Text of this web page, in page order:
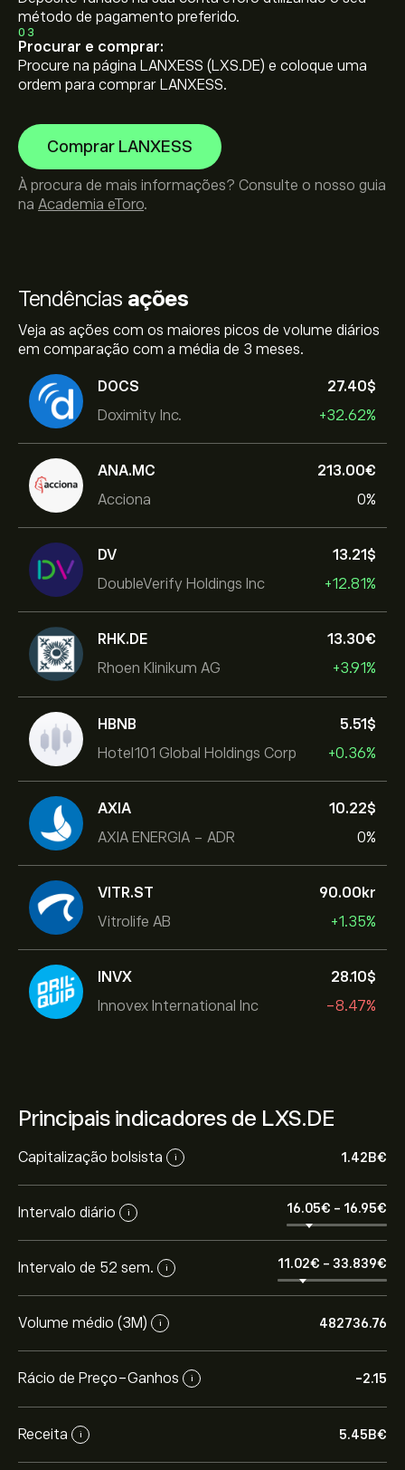
Tendências ações
Veja as ações com os maiores picos de volume diários
em comparação com a média de 3 meses.
DOCS
Doximity Inc.
27.40‎$‎
+32.62%
ANA.MC
Acciona
213.00‎€‎
0%
DV
DoubleVerify Holdings Inc
13.21‎$‎
+12.81%
RHK.DE
Rhoen Klinikum AG
13.30‎€‎
+3.91%
HBNB
Hotel101 Global Holdings Corp
5.51‎$‎
+0.36%
AXIA
AXIA ENERGIA - ADR
10.22‎$‎
0%
VITR.ST
Vitrolife AB
90.00‎kr‎
+1.35%
INVX
Innovex International Inc
28.10‎$‎
-8.47%
Principais indicadores de LXS.DE
Capitalização bolsista i 1.42B‎€‎
Intervalo diário i 16.05‎€‎ - 16.95‎€‎
Intervalo de 52 sem. i 11.02‎€‎ - 33.839‎€‎
Volume médio (3M) i 482736.76
Rácio de Preço-Ganhos i -2.15
Receita i 5.45B‎€‎
método de pagamento preferido.
03
Procurar e comprar:
Procure na página LANXESS (LXS.DE) e coloque uma
ordem para comprar LANXESS.
Comprar LANXESS
À procura de mais informações? Consulte o nosso guia
na Academia eToro.